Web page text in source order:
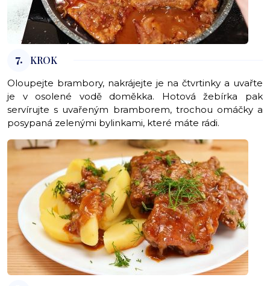
7. KROK
Oloupejte brambory, nakrájejte je na čtvrtinky a uvařte
je v osolené vodě doměkka. Hotová žebírka pak
servírujte s uvařeným bramborem, trochou omáčky a
posypaná zelenými bylinkami, které máte rádi.